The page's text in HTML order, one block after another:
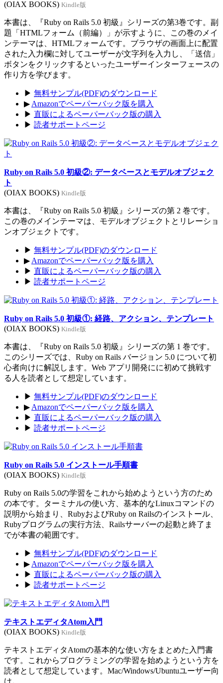
(OIAX BOOKS) Kindle版
本書は、『Ruby on Rails 5.0 初級』シリーズの第3巻です。副
題「HTMLフォーム（前編）」が示すように、この巻のメイ
ンテーマは、HTMLフォームです。ブラウザの画面上に配置
された入力欄に対してユーザーが文字列を入力し、「送信」
ボタンをクリックするといったユーザーインターフェースの
作り方を学びます。
▶ 無料サンプル(PDF)のダウンロード
▶ Amazonでペーパーバック版を購入
▶ 直販によるペーパーバック版の購入
▶ 読者サポートページ
Ruby on Rails 5.0 初級②: データベースとモデルオブジェク
ト
(OIAX BOOKS) Kindle版
本書は、『Ruby on Rails 5.0 初級』シリーズの第 2 巻です。
この巻のメインテーマは、モデルオブジェクトとリレーショ
ンオブジェクトです。
▶ 無料サンプル(PDF)のダウンロード
▶ Amazonでペーパーバック版を購入
▶ 直販によるペーパーバック版の購入
▶ 読者サポートページ
Ruby on Rails 5.0 初級①: 経路、アクション、テンプレート
(OIAX BOOKS) Kindle版
本書は、『Ruby on Rails 5.0 初級』シリーズの第 1 巻です。
このシリーズでは、Ruby on Rails バージョン 5.0 について初
心者向けに解説します。Web アプリ開発にに初めて挑戦す
る人を読者として想定しています。
▶ 無料サンプル(PDF)のダウンロード
▶ Amazonでペーパーバック版を購入
▶ 直販によるペーパーバック版の購入
▶ 読者サポートページ
Ruby on Rails 5.0 インストール手順書
(OIAX BOOKS) Kindle版
Ruby on Rails 5.0の学習をこれから始めようという方のため
の本です。ターミナルの使い方、基本的なLinuxコマンドの
説明から始まり、RubyおよびRuby on Railsのインストール、
Rubyプログラムの実行方法、Railsサーバーの起動と終了ま
でが本書の範囲です。
▶ 無料サンプル(PDF)のダウンロード
▶ Amazonでペーパーバック版を購入
▶ 直販によるペーパーバック版の購入
▶ 読者サポートページ
テキストエディタAtom入門
(OIAX BOOKS) Kindle版
テキストエディタAtomの基本的な使い方をまとめた入門書
です。これからプログラミングの学習を始めようという方を
読者として想定しています。Mac/Windows/Ubuntuユーザー向
け。